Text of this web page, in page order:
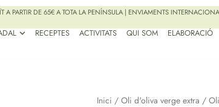
A PARTIR DE 65€ A TOTA LA PENÍNSULA | ENVIAMENTS
RECEPTES ACTIVITATS QUI SOM ELABORACIÓ
Inici /Oli d'oliva verge extra /